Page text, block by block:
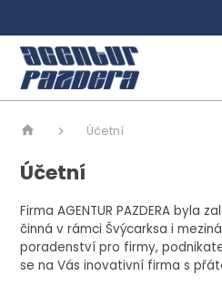
Účetní
Účetní
Firma AGENTUR PAZDERA byla
činná v rámci Švýcarksa i
poradenství pro firmy,
se na Vás inovativní firma s